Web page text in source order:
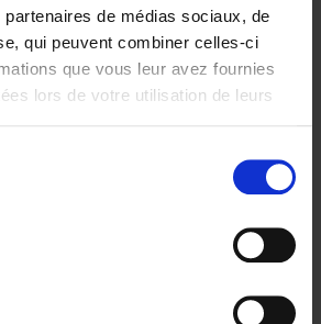
de médias sociaux, de
qui peuvent combiner celles-ci
que vous leur avez fournies
lors de votre utilisation de leurs
35,50
Content Marketing like a